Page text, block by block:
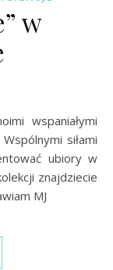
w
siłami
ubiory w
znajdziecie
MJ